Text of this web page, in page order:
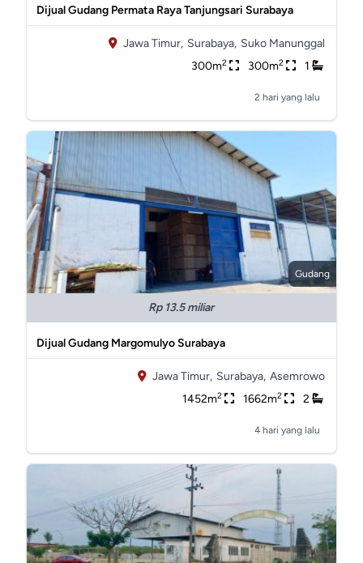
Dijual Gudang Permata Raya Tanjungsari Surabaya
Jawa Timur, Surabaya, Suko Manunggal
300m2 300m2 1
2 hari yang lalu
Gudang
Rp 13.5 miliar
Dijual Gudang Margomulyo Surabaya
Jawa Timur, Surabaya, Asemrowo
1452m2 1662m2 2
4 hari yang lalu